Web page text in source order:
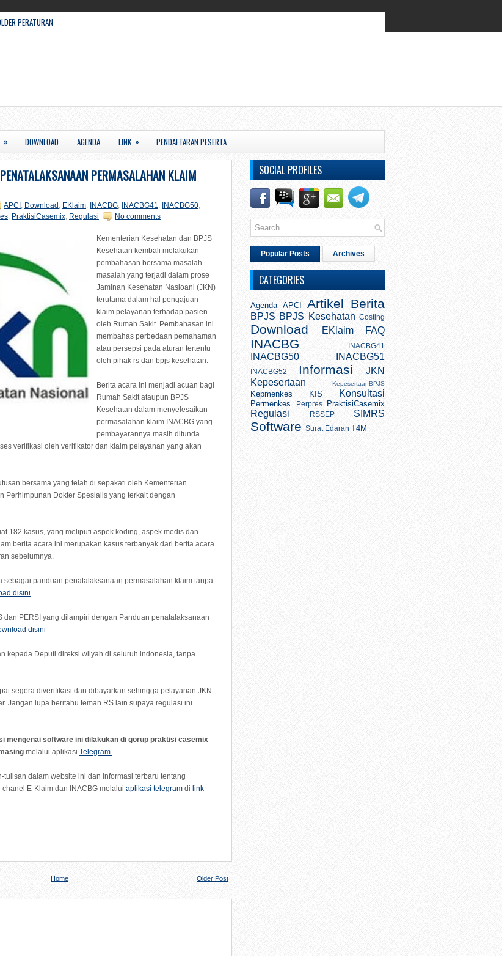
PERATURAN
» DOWNLOAD AGENDA LINK » PENDAFTARAN PESERTA
PERMASALAHAN KLAIM
APCI , Download , EKlaim, INACBG, INACBG41, INACBG50,
, PraktisiCasemix, Regulasi No comments
Kementerian Kesehatan dan BPJS
Kesehatan kembali melakukan
pembahasan bersama masalah-
masalah yang terjadi dalam prose
Jaminan Kesehatan Nasioanl (JKN)
terutama dalam hal pengajuan
klaim pelayanan terhadap pasien
oleh Rumah Sakit. Pembahasan ini
membahas perbedaan pemahaman
atau persepsi pada aturan tertentu
oleh pihak rs dan bpjs kesehatan.
Berita acara ini menjadi acuan bagi
Rumah Sakit ataupun BPJS
Kesehatan dalam menyelesaikan
permasalahan klaim INACBG yang
pembayarannya masih ditunda
verifikasi oleh verifikator dan klaim pelayanan yang akan
bersama yang telah di sepakati oleh Kementerian
Perhimpunan Dokter Spesialis yang terkait dengan
182 kasus, yang meliputi aspek koding, aspek medis dan
berita acara ini merupakan kasus terbanyak dari berita acara
sebelumnya.
sebagai panduan penatalaksanaan permasalahan klaim tanpa
disini .
dan PERSI yang dilampiri dengan Panduan penatalaksanaan
disini
kepada Deputi direksi wilyah di seluruh indonesia, tanpa
segera diverifikasi dan dibayarkan sehingga pelayanan JKN
Jangan lupa beritahu teman RS lain supaya regulasi ini
mengenai software ini dilakukan di gorup praktisi casemix
melalui aplikasi Telegram..
tulisan dalam website ini dan informasi terbaru tentang
E-Klaim dan INACBG melalui aplikasi telegram di link
Older Post
Home
SOCIAL PROFILES
Popular Posts Archives
CATEGORIES
Agenda APCI Artikel Berita
BPJS BPJS Kesehatan Costing
Download EKlaim FAQ
INACBG INACBG41
INACBG50 INACBG51
INACBG52 Informasi
JKN
Kepesertaan
KepesertaanBPJS
Kepmenkes KIS Konsultasi
Permenkes Perpres PraktisiCasemix
Regulasi RSSEP SIMRS
Software Surat Edaran T4M